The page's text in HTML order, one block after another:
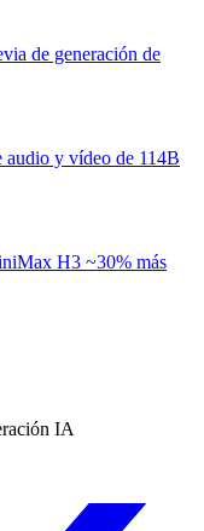
de generación de
y vídeo de 114B
H3 ~30% más
IA